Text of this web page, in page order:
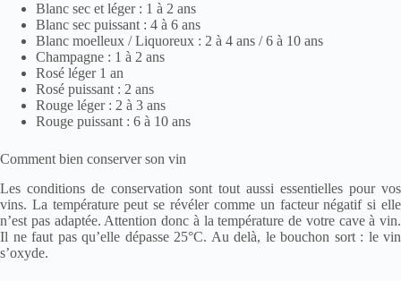
Blanc sec et léger : 1 à 2 ans
Blanc sec puissant : 4 à 6 ans
Blanc moelleux / Liquoreux : 2 à 4 ans / 6 à 10 ans
Champagne : 1 à 2 ans
Rosé léger 1 an
Rosé puissant : 2 ans
Rouge léger : 2 à 3 ans
Rouge puissant : 6 à 10 ans
Comment bien conserver son vin
Les conditions de conservation sont tout aussi essentielles pour vos
vins. La température peut se révéler comme un facteur négatif si elle
n’est pas adaptée. Attention donc à la température de votre cave à vin.
Il ne faut pas qu’elle dépasse 25°C. Au delà, le bouchon sort : le vin
s’oxyde.